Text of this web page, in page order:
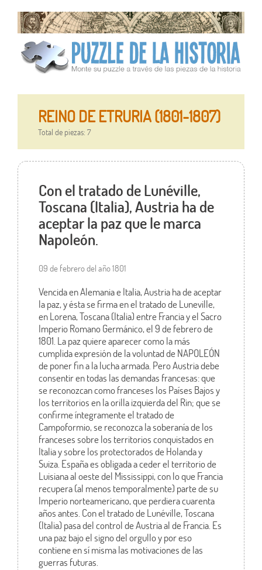
REINO DE ETRURIA (1801-1807)
Total de piezas: 7
Con el tratado de Lunéville,
Toscana (Italia), Austria ha de
aceptar la paz que le marca
Napoleón.
09 de febrero del año 1801
Vencida en Alemania e Italia, Austria ha de aceptar
la paz, y ésta se firma en el tratado de Luneville,
en Lorena, Toscana (Italia) entre Francia y el Sacro
Imperio Romano Germánico, el 9 de febrero de
1801. La paz quiere aparecer como la más
cumplida expresión de la voluntad de NAPOLEÓN
de poner fin a la lucha armada. Pero Austria debe
consentir en todas las demandas francesas: que
se reconozcan como franceses los Países Bajos y
los territorios en la orilla izquierda del Rin; que se
confirme íntegramente el tratado de
Campoformio, se reconozca la soberanía de los
franceses sobre los territorios conquistados en
Italia y sobre los protectorados de Holanda y
Suiza. España es obligada a ceder el territorio de
Luisiana al oeste del Mississippi, con lo que Francia
recupera (al menos temporalmente) parte de su
Imperio norteamericano, que perdiera cuarenta
años antes. Con el tratado de Lunéville, Toscana
(Italia) pasa del control de Austria al de Francia. Es
una paz bajo el signo del orgullo y por eso
contiene en sí misma las motivaciones de las
guerras futuras.